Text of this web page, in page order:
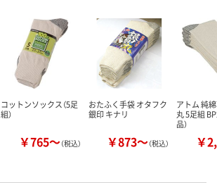
コットンソックス（5足
組）
￥765～（税込）
おたふく手袋 オタフク
銀印 キナリ
￥873～（税込）
アトム 純
丸 5足組
品）
￥